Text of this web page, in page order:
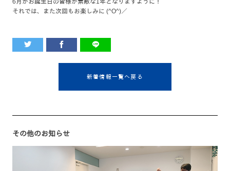
6月がお誕生日の皆様が素敵な1年となりますように！
それでは、また次回もお楽しみに (^O^)／
新着情報一覧へ戻る
その他のお知らせ